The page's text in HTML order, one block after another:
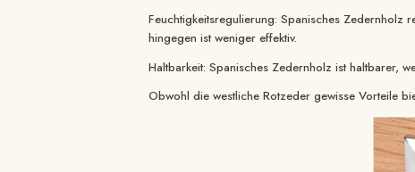
Feuchtigkeitsregulierung: Spanisches Zedernholz
hingegen ist weniger effektiv.
Haltbarkeit: Spanisches Zedernholz ist haltbarer,
Obwohl die westliche Rotzeder gewisse Vorteile